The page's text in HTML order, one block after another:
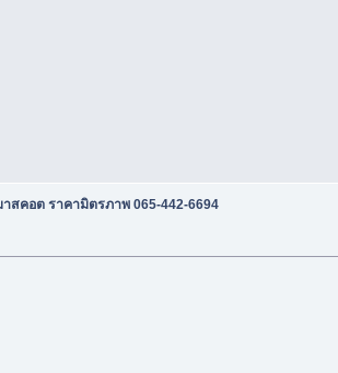
สคอต ราคามิตรภาพ 065-442-6694